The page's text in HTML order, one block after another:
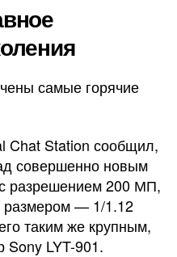
самые горячие
Chat Station сообщил,
совершенно новым
разрешением 200 МП,
размером — 1/1.12
таким же крупным,
LYT-901.